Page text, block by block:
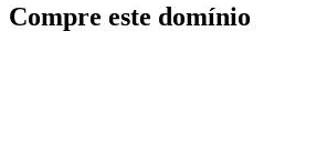
Compre este domínio